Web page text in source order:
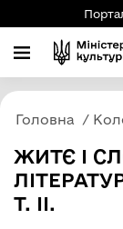
Головна
ЖИТЄ І
Т. ІІ.